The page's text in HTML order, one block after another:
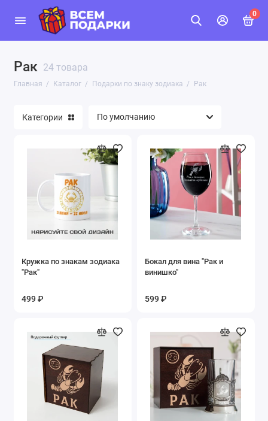
0
Рак 24 товара
Главная Каталог Подарки по знаку зодиака Рак
Категории
Кружка по знакам зодиака
"Рак"
499 ₽
Бокал для вина "Рак и
винишко"
599 ₽